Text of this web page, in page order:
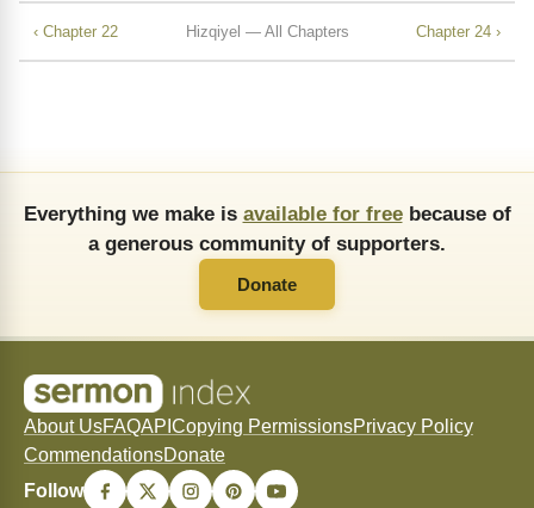
‹ Chapter 22 Hizqiyel — All Chapters Chapter 24 ›
Everything we make is available for freebecause of
a generous community of supporters.
Donate
About UsFAQAPI Copying PermissionsPrivacy Policy
CommendationsDonate
Follow